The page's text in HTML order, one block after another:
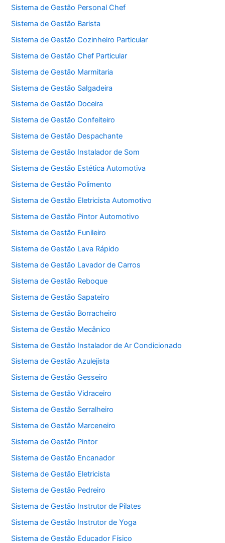
Sistema de Gestão Personal Chef
Sistema de Gestão Barista
Sistema de Gestão Cozinheiro Particular
Sistema de Gestão Chef Particular
Sistema de Gestão Marmitaria
Sistema de Gestão Salgadeira
Sistema de Gestão Doceira
Sistema de Gestão Confeiteiro
Sistema de Gestão Despachante
Sistema de Gestão Instalador de Som
Sistema de Gestão Estética Automotiva
Sistema de Gestão Polimento
Sistema de Gestão Eletricista Automotivo
Sistema de Gestão Pintor Automotivo
Sistema de Gestão Funileiro
Sistema de Gestão Lava Rápido
Sistema de Gestão Lavador de Carros
Sistema de Gestão Reboque
Sistema de Gestão Sapateiro
Sistema de Gestão Borracheiro
Sistema de Gestão Mecânico
Sistema de Gestão Instalador de Ar Condicionado
Sistema de Gestão Azulejista
Sistema de Gestão Gesseiro
Sistema de Gestão Vidraceiro
Sistema de Gestão Serralheiro
Sistema de Gestão Marceneiro
Sistema de Gestão Pintor
Sistema de Gestão Encanador
Sistema de Gestão Eletricista
Sistema de Gestão Pedreiro
Sistema de Gestão Instrutor de Pilates
Sistema de Gestão Instrutor de Yoga
Sistema de Gestão Educador Físico